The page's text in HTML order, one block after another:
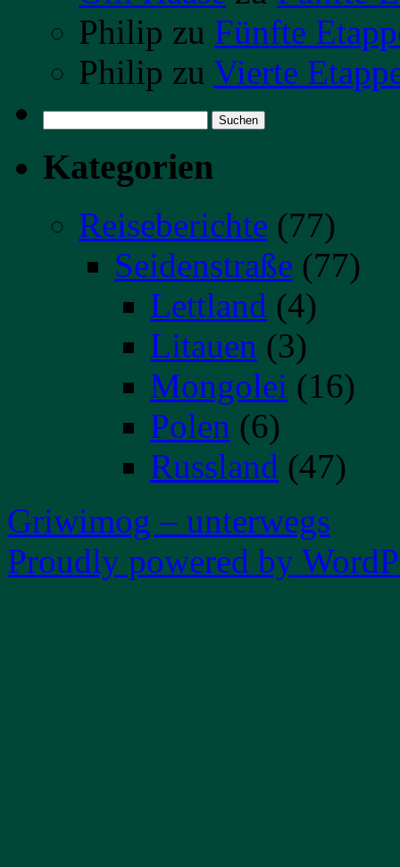
Philip zu Fünfte
Philip zu Vierte
nach:
Kategorien
Reiseberichte (77)
Seidenstraße (77)
Lettland (4)
Litauen (3)
Mongolei (16)
Polen (6)
Russland (47)
Griwimog – unterwegs
Proudly powered by